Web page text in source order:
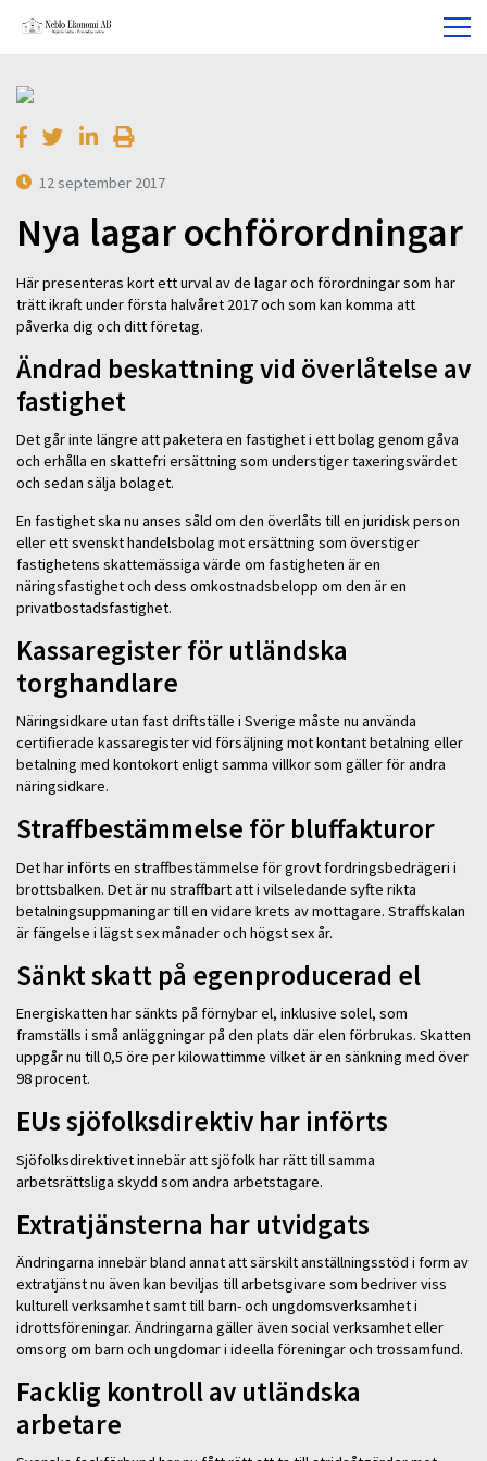
12 september 2017
Nya lagar ochförordningar
Här presenteras kort ett urval av de lagar och förordningar som har
trätt ikraft under första halvåret 2017 och som kan komma att
påverka dig och ditt företag.
Ändrad beskattning vid överlåtelse av
fastighet
Det går inte längre att paketera en fastighet i ett bolag genom gåva
och erhålla en skattefri ersättning som understiger taxeringsvärdet
och sedan sälja bolaget.
En fastighet ska nu anses såld om den överlåts till en juridisk person
eller ett svenskt handelsbolag mot ersättning som överstiger
fastighetens skattemässiga värde om fastigheten är en
näringsfastighet och dess omkostnadsbelopp om den är en
privatbostadsfastighet.
Kassaregister för utländska
torghandlare
Näringsidkare utan fast driftställe i Sverige måste nu använda
certifierade kassaregister vid försäljning mot kontant betalning eller
betalning med kontokort enligt samma villkor som gäller för andra
näringsidkare.
Straffbestämmelse för bluffakturor
Det har införts en straffbestämmelse för grovt fordringsbedrägeri i
brottsbalken. Det är nu straffbart att i vilseledande syfte rikta
betalningsuppmaningar till en vidare krets av mottagare. Straffskalan
är fängelse i lägst sex månader och högst sex år.
Sänkt skatt på egenproducerad el
Energiskatten har sänkts på förnybar el, inklusive solel, som
framställs i små anläggningar på den plats där elen förbrukas. Skatten
uppgår nu till 0,5 öre per kilowattimme vilket är en sänkning med över
98 procent.
EUs sjöfolksdirektiv har införts
Sjöfolksdirektivet innebär att sjöfolk har rätt till samma
arbetsrättsliga skydd som andra arbetstagare.
Extratjänsterna har utvidgats
Ändringarna innebär bland annat att särskilt anställningsstöd i form av
extratjänst nu även kan beviljas till arbetsgivare som bedriver viss
kulturell verksamhet samt till barn- och ungdomsverksamhet i
idrottsföreningar. Ändringarna gäller även social verksamhet eller
omsorg om barn och ungdomar i ideella föreningar och trossamfund.
Facklig kontroll av utländska
arbetare